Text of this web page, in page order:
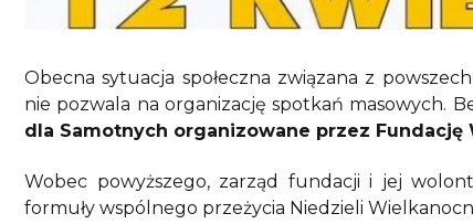
Obecna sytuacja społeczna związana z
nie pozwala na organizację spotkań masowych.
dla Samotnych organizowane przez Fundację
Wobec powyższego, zarząd fundacji i jej
formuły wspólnego przeżycia Niedzieli